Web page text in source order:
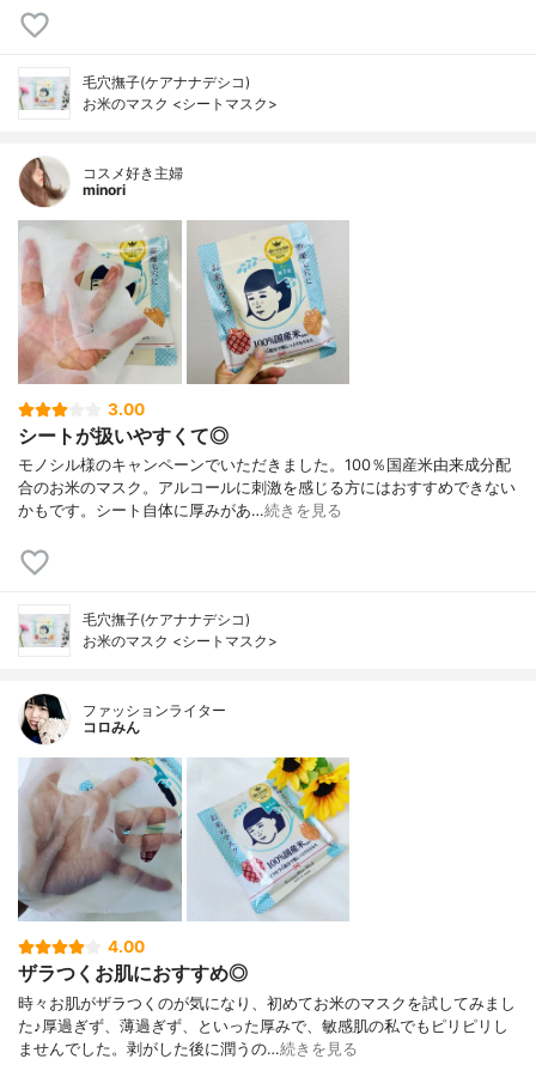
毛穴撫子(ケアナナデシコ)
お米のマスク <シートマスク>
コスメ好き主婦
minori
3.00
シートが扱いやすくて◎
モノシル様のキャンペーンでいただきました。100％国産米由来成分配
合のお米のマスク。アルコールに刺激を感じる方にはおすすめできない
かもです。シート自体に厚みがあ…続きを見る
毛穴撫子(ケアナナデシコ)
お米のマスク <シートマスク>
ファッションライター
コロみん
4.00
ザラつくお肌におすすめ◎
時々お肌がザラつくのが気になり、初めてお米のマスクを試してみまし
た♪厚過ぎず、薄過ぎず、といった厚みで、敏感肌の私でもピリピリし
ませんでした。剥がした後に潤うの…続きを見る